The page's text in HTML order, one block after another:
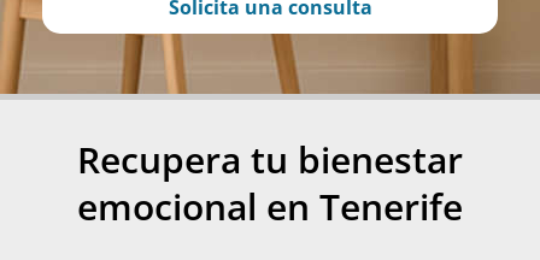
Solicita una consulta
Recupera tu bienestar
emocional en Tenerife